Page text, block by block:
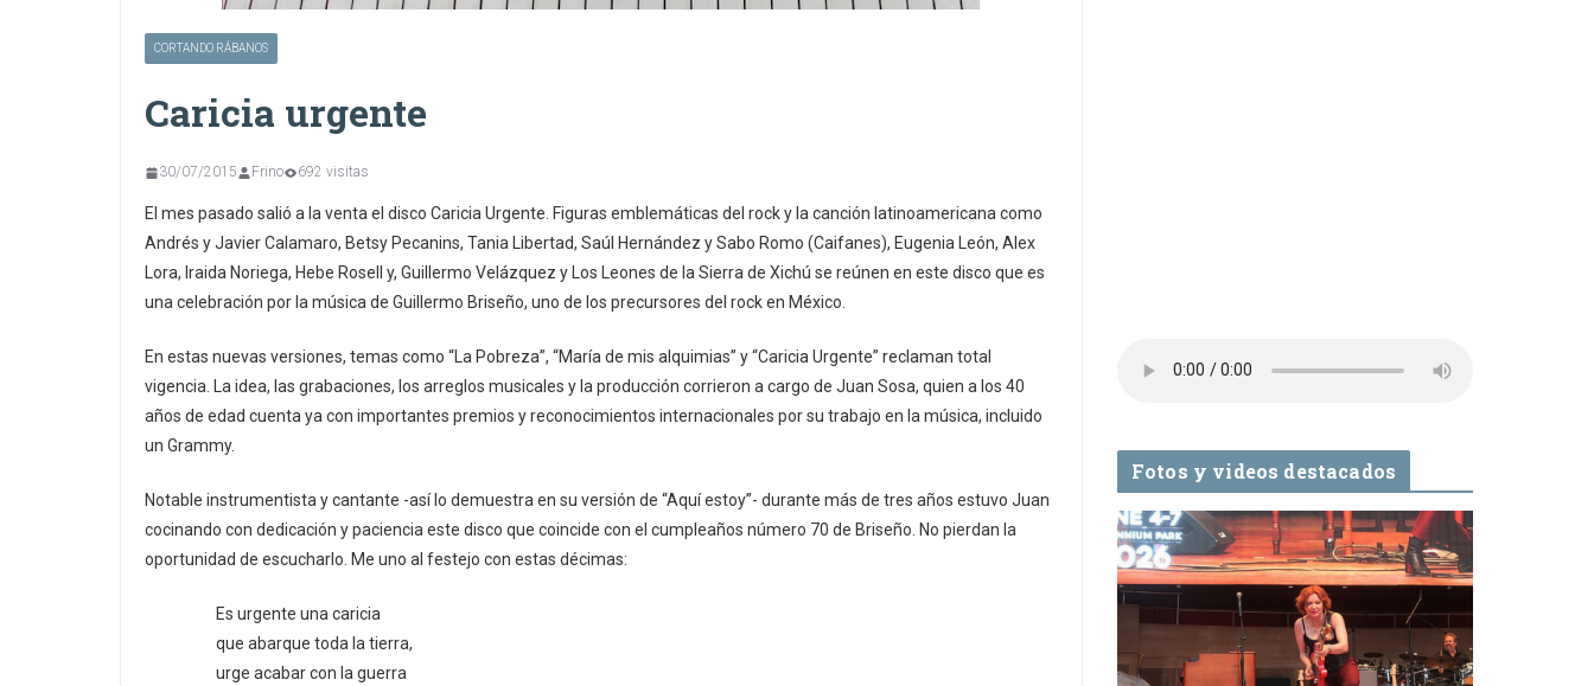
CORTANDO RÁBANOS
Caricia urgente
30/07/2015 Frino 692 visitas
El mes pasado salió a la venta el disco Caricia Urgente. Figuras emblemáticas del rock y la canción latinoamericana como
Andrés y Javier Calamaro, Betsy Pecanins, Tania Libertad, Saúl Hernández y Sabo Romo (Caifanes), Eugenia León, Alex
Lora, Iraida Noriega, Hebe Rosell y, Guillermo Velázquez y Los Leones de la Sierra de Xichú se reúnen en este disco que es
una celebración por la música de Guillermo Briseño, uno de los precursores del rock en México.
En estas nuevas versiones, temas como “La Pobreza”, “María de mis alquimias” y “Caricia Urgente” reclaman total
vigencia. La idea, las grabaciones, los arreglos musicales y la producción corrieron a cargo de Juan Sosa, quien a los 40
años de edad cuenta ya con importantes premios y reconocimientos internacionales por su trabajo en la música, incluido
un Grammy.
Notable instrumentista y cantante -así lo demuestra en su versión de “Aquí estoy”- durante más de tres años estuvo Juan
cocinando con dedicación y paciencia este disco que coincide con el cumpleaños número 70 de Briseño. No pierdan la
oportunidad de escucharlo. Me uno al festejo con estas décimas:
Es urgente una caricia
que abarque toda la tierra,
urge acabar con la guerra
Fotos y videos destacados